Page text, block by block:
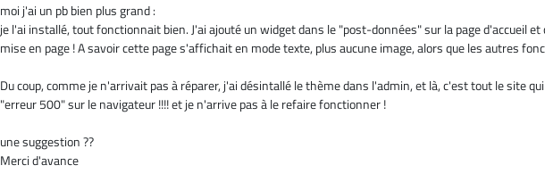
moi j'ai un pb bien plus grand :
je l'ai installé, tout fonctionnait bien. J'ai ajouté un widget dans le "post-données" sur la page d'accueil
mise en page ! A savoir cette page s'affichait en mode texte, plus aucune image, alors que les autres
Du coup, comme je n'arrivait pas à réparer, j'ai désintallé le thème dans l'admin, et là, c'est tout le site
"erreur 500" sur le navigateur !!!! et je n'arrive pas à le refaire fonctionner !
une suggestion ??
Merci d'avance